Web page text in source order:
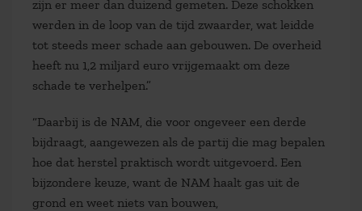
zijn er meer dan duizend gemeten. Deze schokken
werden in de loop van de tijd zwaarder, wat leidde
tot steeds meer schade aan gebouwen. De overheid
heeft nu 1,2 miljard euro vrijgemaakt om deze
schade te verhelpen.”
“Daarbij is de NAM, die voor ongeveer een derde
bijdraagt, aangewezen als de partij die mag bepalen
hoe dat herstel praktisch wordt uitgevoerd. Een
bijzondere keuze, want de NAM haalt gas uit de
grond en weet niets van bouwen,